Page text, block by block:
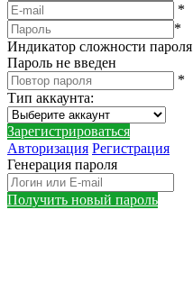
*
*
Индикатор сложности
Пароль не введен
*
Тип аккаунта:
Зарегистрироваться
Авторизация Регистрация
Генерация пароля
Получить новый пароль